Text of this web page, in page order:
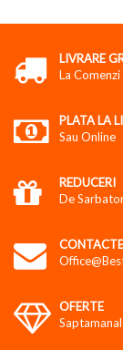
LIVRARE
La
PLATA LA
Sau Online
REDUCERI
De
OFERTE